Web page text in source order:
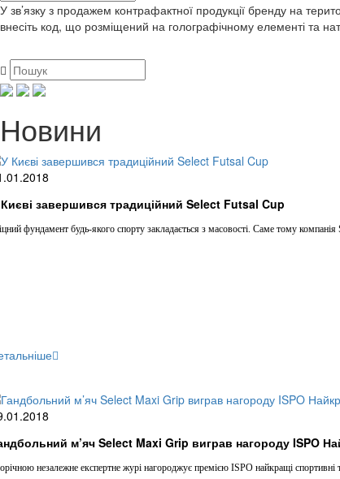
У зв’язку з продажем контрафактної продукції бренду на
внесіть код, що розміщений на голографічному елементі та
Новини
завершився традиційний Select Futsal Cup
фундамент будь-якого спорту закладається з масовості. Саме тому
м’яч Select Maxi Grip виграв нагороду ISPO
незалежне експертне журі нагороджує премією ISPO найкращі спортивні